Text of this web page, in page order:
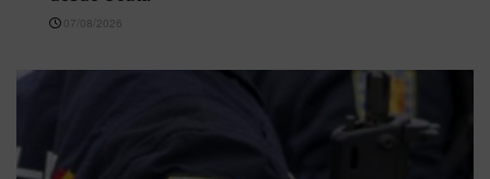
07/08/2026